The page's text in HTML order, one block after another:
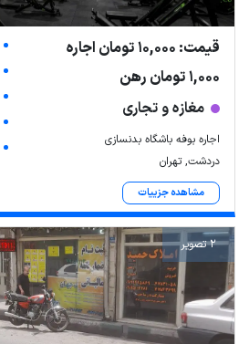
قیمت: 10,000 تومان اجاره
1,000 تومان رهن
مغازه و تجاری
اجاره بوفه باشگاه بدنسازی
دردشت, تهران
مشاهده جزییات
2 تصویر